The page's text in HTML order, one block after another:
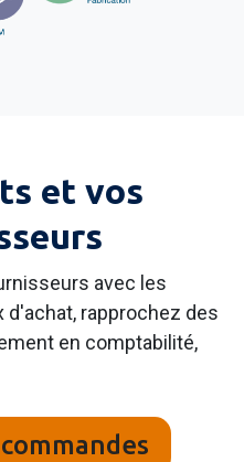
et vos
avec les
rapprochez des
en comptabilité,